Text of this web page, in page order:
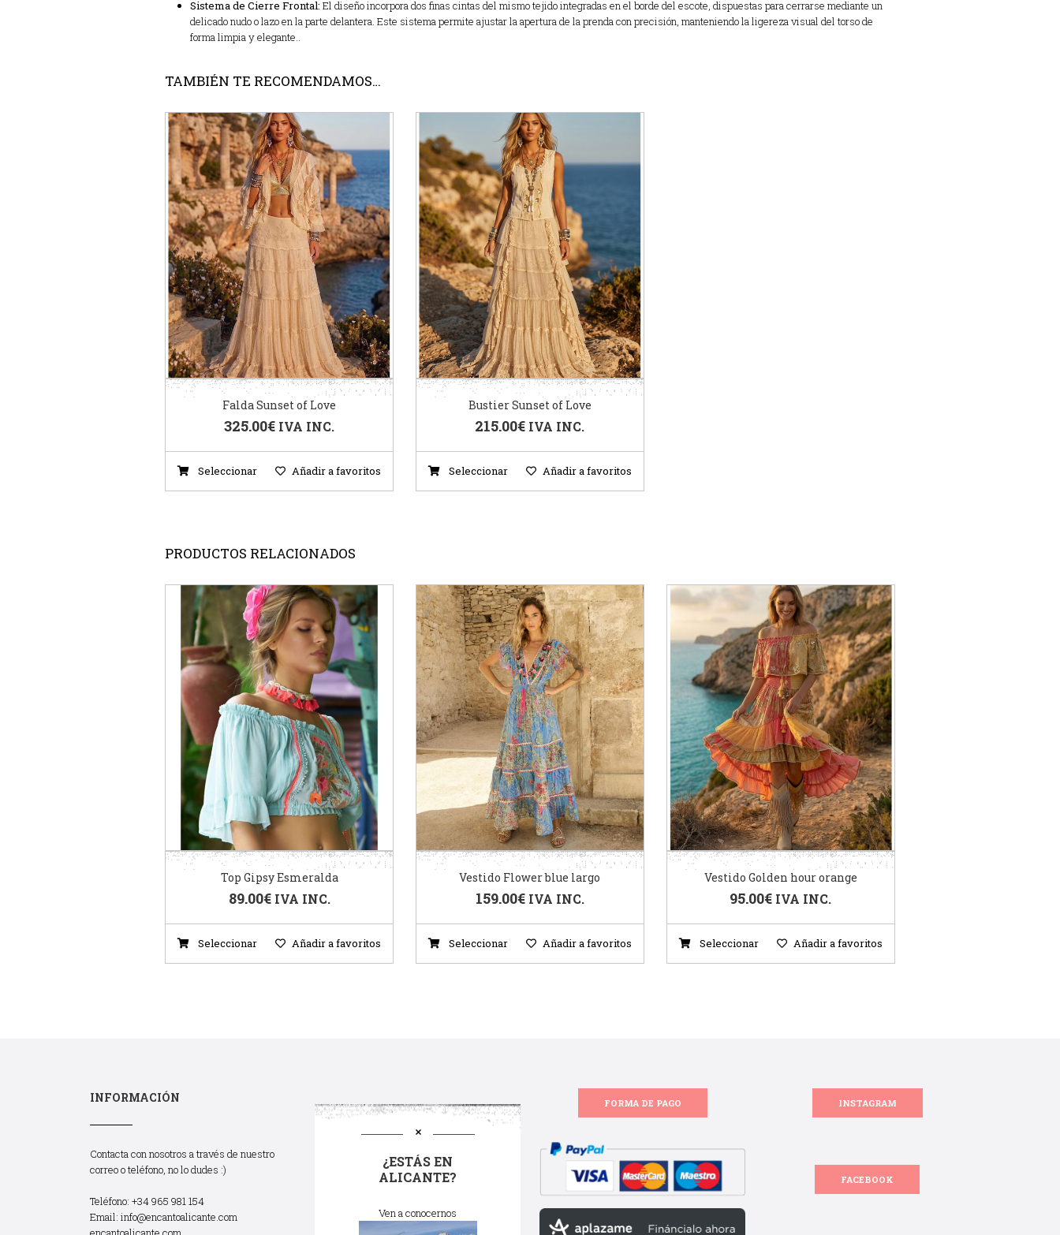
Sistema de Cierre Frontal: El diseño incorpora dos finas cintas del mismo tejido integradas en el borde del escote, dispuestas para cerrarse mediante un
delicado nudo o lazo en la parte delantera. Este sistema permite ajustar la apertura de la prenda con precisión, manteniendo la ligereza visual del torso de
forma limpia y elegante..
TAMBIÉN TE RECOMENDAMOS…
Falda Sunset of Love
325.00€ IVA INC.
Seleccionar Añadir a favoritos
Bustier Sunset of Love
215.00€ IVA INC.
Seleccionar Añadir a favoritos
PRODUCTOS RELACIONADOS
Top Gipsy Esmeralda
89.00€ IVA INC.
Seleccionar Añadir a favoritos
Vestido Flower blue largo
159.00€ IVA INC.
Seleccionar Añadir a favoritos
Vestido Golden hour orange
95.00€ IVA INC.
Seleccionar Añadir a favoritos
INFORMACIÓN
Contacta con nosotros a través de nuestro
correo o teléfono, no lo dudes :)
Teléfono: +34 965 981 154
Email: info@encantoalicante.com
¿ESTÁS EN
ALICANTE?
Ven a conocernos
FORMA DE PAGO INSTAGRAM
FACEBOOK